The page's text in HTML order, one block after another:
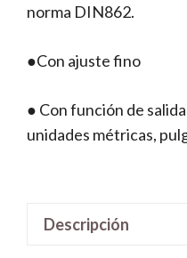
norma DIN862.
●Con ajuste fino
● Con función de
unidades métricas,
Descripción